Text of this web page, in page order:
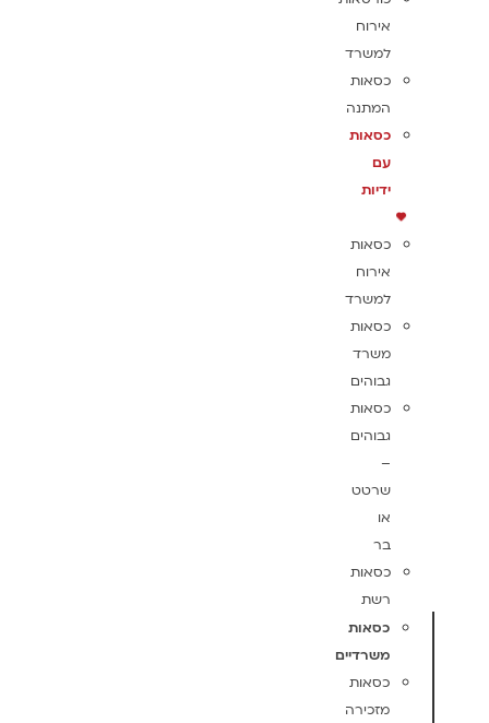
אירוח
למשרד
כסאות
המתנה
כסאות
עם
ידיות
כסאות
אירוח
למשרד
כסאות
משרד
גבוהים
כסאות
גבוהים
–
שרטט
או
בר
כסאות
רשת
כסאות
משרדיים
כסאות
מזכירה